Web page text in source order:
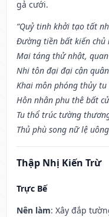
gả cưới.
“Quỷ tinh khởi tạo tất
Đường tiền bất kiến chủ
Mai táng thử nhật, quan
Nhi tôn đại đại cận
Khai môn phóng thủy
Hôn nhân phu thê bất
Tu thổ trúc tường
Thủ phù song nữ lệ
Thập Nhị Kiến Trừ
Trực Bế
Nên làm: Xây đắp